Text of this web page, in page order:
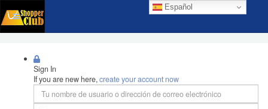
Español
Sign In
If you are new here,create your account now